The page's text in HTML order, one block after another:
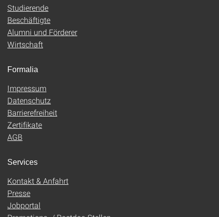
Studierende
Beschäftigte
Alumni und Förderer
Wirtschaft
Formalia
Impressum
Datenschutz
Barrierefreiheit
Zertifikate
AGB
Services
Kontakt & Anfahrt
Presse
Jobportal